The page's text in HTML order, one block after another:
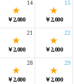
￥2,000
14
￥2,000
15
￥2,000
21
￥2,000
22
￥2,000
28
￥2,000
29